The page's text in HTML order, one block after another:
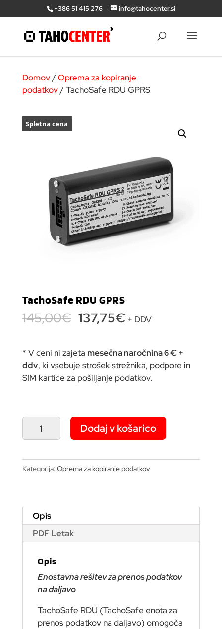
+386 51 415 276 info@tahocenter.si
Domov/Oprema za kopiranje
podatkov/ TachoSafe RDU GPRS
Spletna cena
TachoSafe RDU GPRS
145,00€ Izvirna
cena
bila:
145,00€.
137,75€Trenutna
137,75€.
+ DDV
* V ceni ni zajeta mesečna naročnina 6 € +
ddv, ki vsebuje strošek strežnika, podpore in
SIM kartice za pošiljanje podatkov.
količina
Dodaj v košarico
Kategorija: Oprema za kopiranje podatkov
Opis
PDF Letak
Opis
Enostavna rešitev za prenos podatkov
na daljavo
TachoSafe RDU (TachoSafe enota za
prenos podatkov na daljavo) omogoča